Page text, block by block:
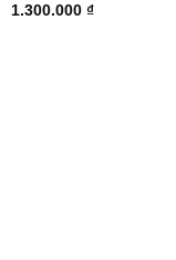
1.300.000 ₫